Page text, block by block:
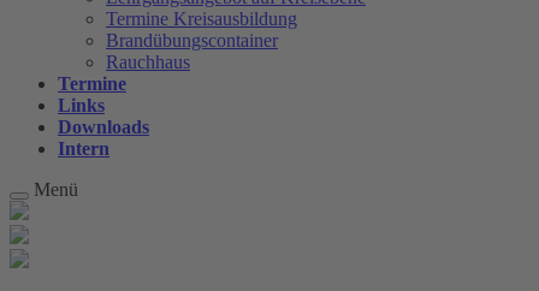
Termine Kreisausbildung
Brandübungscontainer
Rauchhaus
Termine
Links
Downloads
Intern
Menü